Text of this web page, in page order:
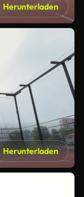
Herunterladen
Herunterladen